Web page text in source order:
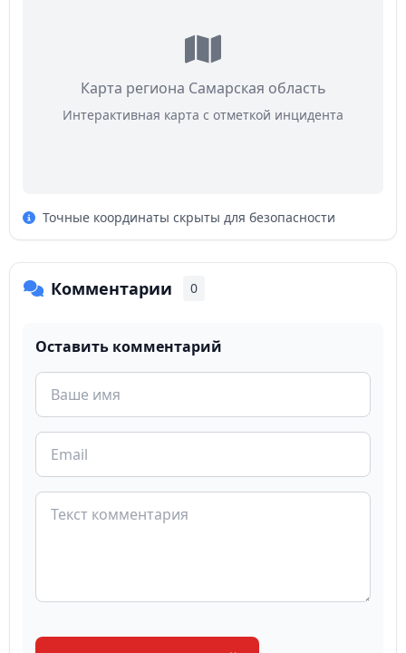
Карта региона Самарская область
Интерактивная карта с отметкой инцидента
Точные координаты скрыты для безопасности
Комментарии 0
Оставить комментарий